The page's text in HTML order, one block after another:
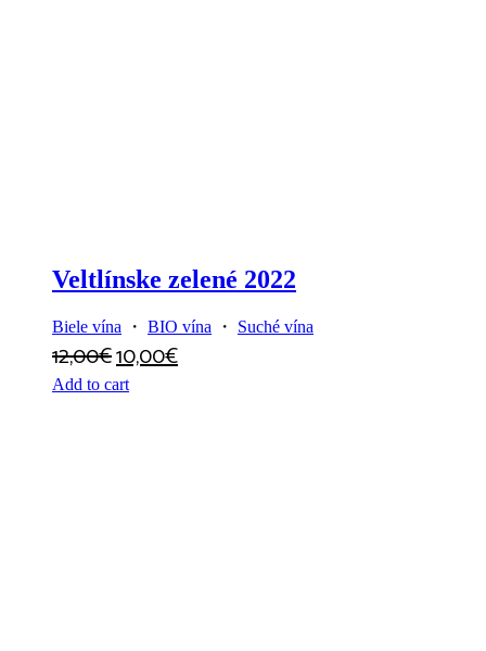
Veltlínske zelené 2022
Biele vína ・ BIO vína ・ Suché vína
12,00€10,00€
Add to cart